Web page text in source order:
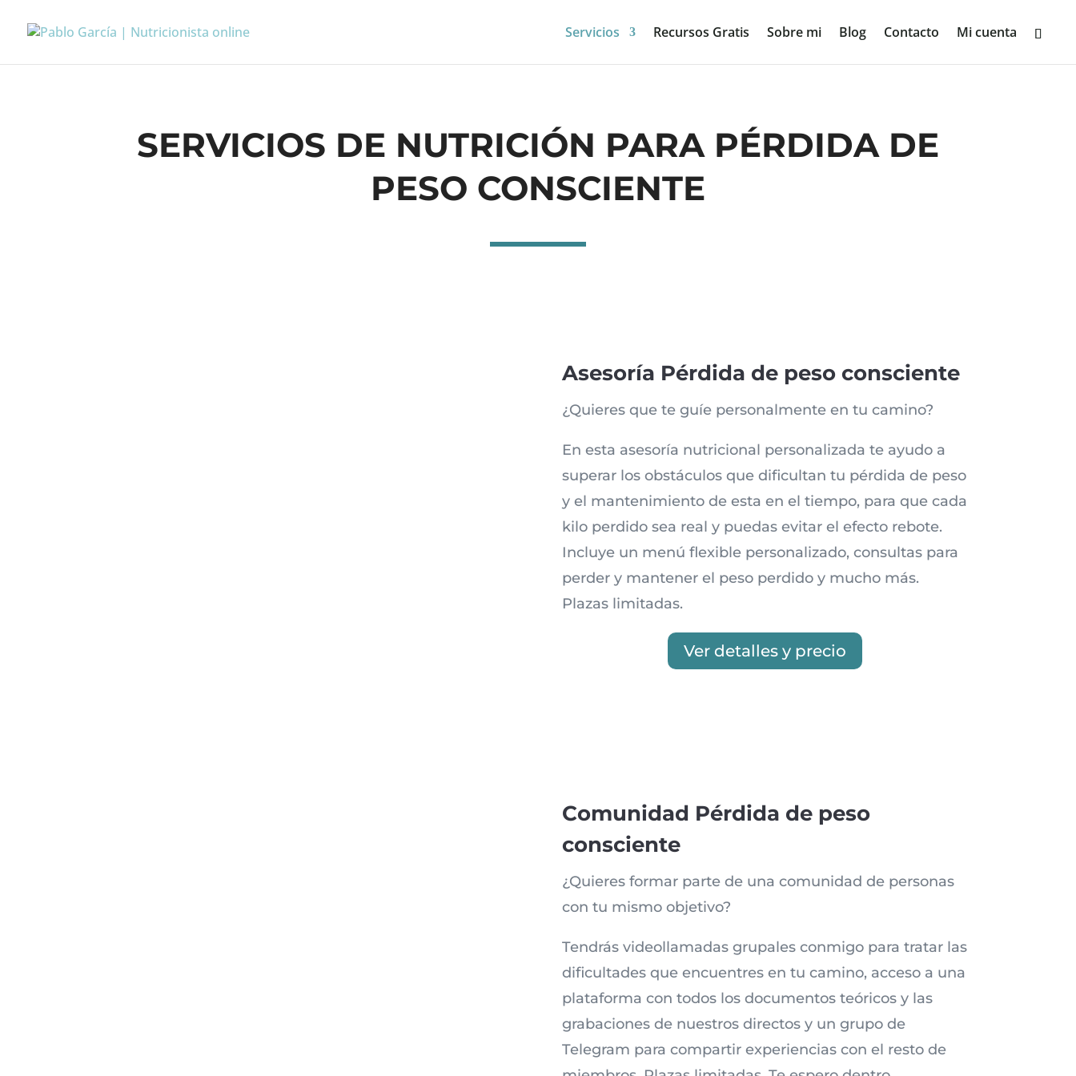
Servicios Recursos Gratis Sobre mi Blog Contacto Mi cuenta
SERVICIOS DE NUTRICIÓN PARA PÉRDIDA DE
PESO CONSCIENTE
Asesoría Pérdida de peso consciente
¿Quieres que te guíe personalmente en tu camino?
En esta asesoría nutricional personalizada te ayudo a
superar los obstáculos que dificultan tu pérdida de peso
y el mantenimiento de esta en el tiempo, para que cada
kilo perdido sea real y puedas evitar el efecto rebote.
Incluye un menú flexible personalizado, consultas para
perder y mantener el peso perdido y mucho más.
Plazas limitadas.
Ver detalles y precio
Comunidad Pérdida de peso
consciente
¿Quieres formar parte de una comunidad de personas
con tu mismo objetivo?
Tendrás videollamadas grupales conmigo para tratar las
dificultades que encuentres en tu camino, acceso a una
plataforma con todos los documentos teóricos y las
grabaciones de nuestros directos y un grupo de
Telegram para compartir experiencias con el resto de